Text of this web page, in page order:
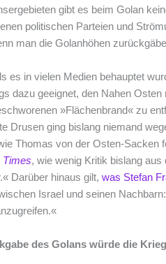
gibt es beim Golan
politischen Parteien und
man die Golanhöhen
es in vielen Medien behauptet
dazu geeignet, den Nahen
»Flächenbrand« zu
Drusen ging bislang niemand
Thomas von der Osten-Sacken
Times, wie wenig Kritik bislang
Darüber hinaus gilt,was Stefan
Israel und seinen
des Golans würde die